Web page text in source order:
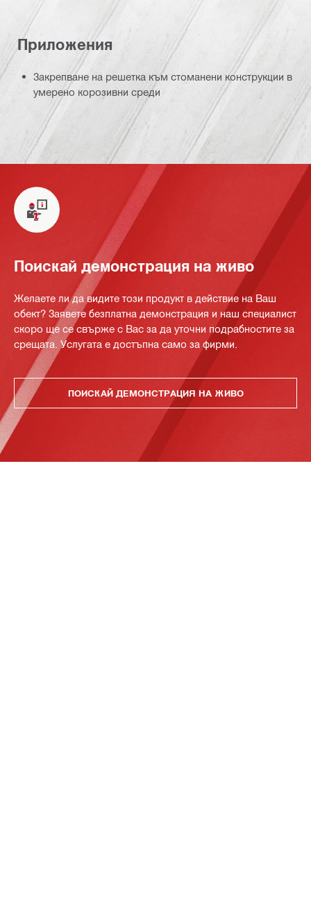
Приложения
Закрепване на решетка към стоманени конструкции в
умерено корозивни среди
Поискай демонстрация на живо
Желаете ли да видите този продукт в действие на Ваш
обект? Заявете безплатна демонстрация и наш специалист
скоро ще се свърже с Вас за да уточни подрабностите за
срещата. Услугата е достъпна само за фирми.
ПОИСКАЙ ДЕМОНСТРАЦИЯ НА ЖИВО